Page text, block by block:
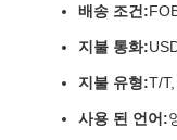
배송 조건:
지불 통화:
지불 유형:T/
사용 된 언어: